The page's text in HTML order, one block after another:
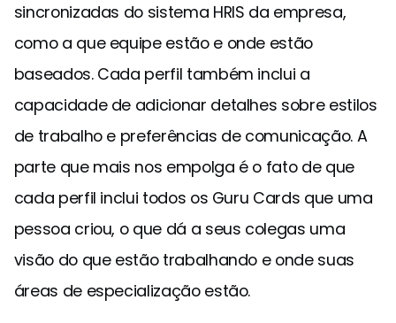
sincronizadas do sistema HRIS da empresa,
como a que equipe estão e onde estão
baseados. Cada perfil também inclui a
capacidade de adicionar detalhes sobre estilos
de trabalho e preferências de comunicação. A
parte que mais nos empolga é o fato de que
cada perfil inclui todos os Guru Cards que uma
pessoa criou, o que dá a seus colegas uma
visão do que estão trabalhando e onde suas
áreas de especialização estão.